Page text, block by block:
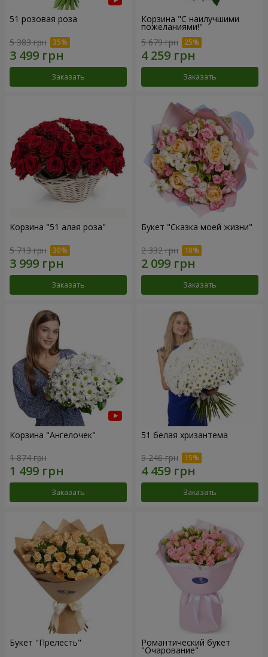
51 розовая роза
5 383 грн
Заказать
Корзина "С наилучшими
пожеланиями!"
5 679 грн
Заказать
Корзина "51 алая роза"
5 713 грн
Заказать
Букет "Сказка моей жизни"
2 332 грн
Заказать
Корзина "Ангелочек"
1 874 грн
Заказать
51 белая хризантема
5 246 грн
Заказать
Букет "Прелесть" Романтический букет
"Очарование"